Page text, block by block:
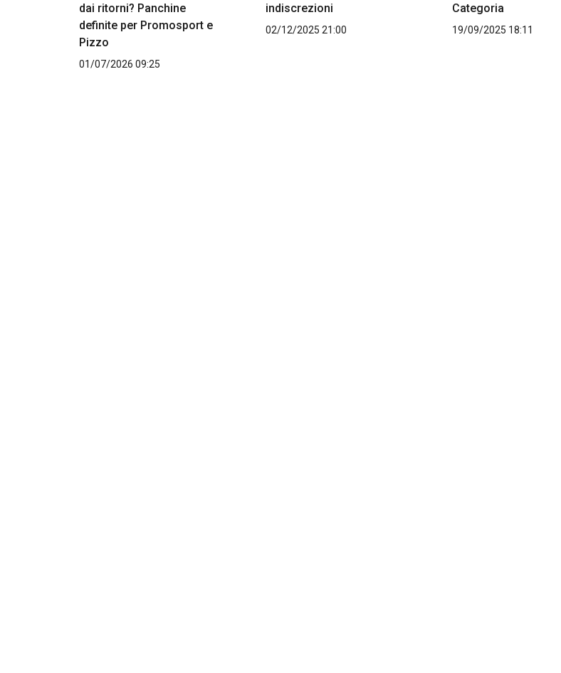
dai ritorni? Panchine
definite per Promosport e
Pizzo
01/07/2026 09:25
indiscrezioni
02/12/2025 21:00
Categoria
19/09/2025 18:11